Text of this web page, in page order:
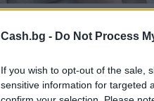
Cash.bg - Do Not Process
If you wish to opt-out of the sale,
sensitive information for targeted